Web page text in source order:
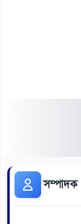
সম্পাদক